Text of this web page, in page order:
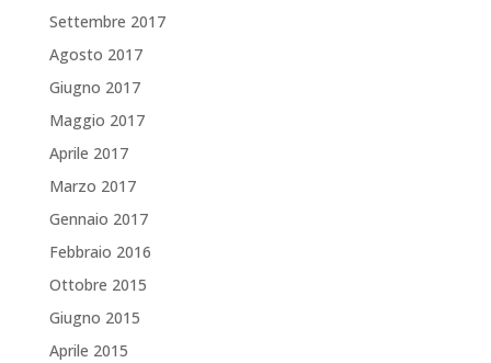
Settembre 2017
Agosto 2017
Giugno 2017
Maggio 2017
Aprile 2017
Marzo 2017
Gennaio 2017
Febbraio 2016
Ottobre 2015
Giugno 2015
Aprile 2015